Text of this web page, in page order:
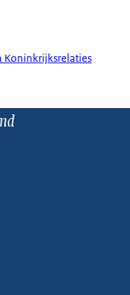
Koninkrijksrelaties